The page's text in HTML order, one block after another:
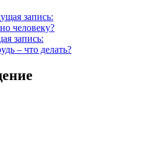
запись:
человеку?
запись:
– что делать?